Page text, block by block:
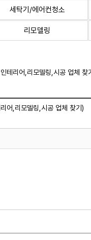
세탁기/에어컨청소
리모델링
,인테리어,리모델링,시공 업체 찾
리어,리모델링,시공 업체 찾기)